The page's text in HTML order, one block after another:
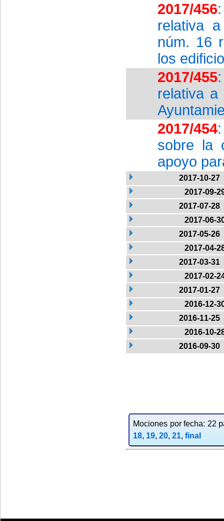
2017/456
relativa
núm. 16
los
2017/455
relativa a
2017/454
sobre la
apoyo
2017-10-27
2017-09-
2017-07-28
2017-06-
2017-05-26
2017-04-
2017-03-31
2017-02-
2017-01-27
2016-12-
2016-11-25
2016-10-
2016-09-30
Mociones por fecha: 22
18, 19, 20, 21, final